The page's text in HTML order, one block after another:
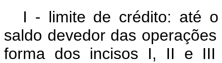
I - limite de crédito: até
saldo devedor das
forma dos incisos I, II e